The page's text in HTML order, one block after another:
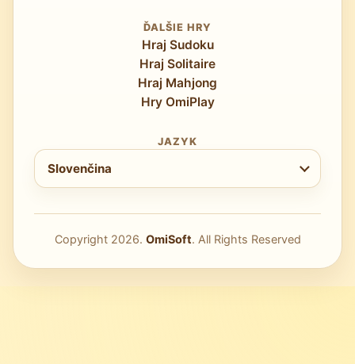
ĎALŠIE HRY
Hraj Sudoku
Hraj Solitaire
Hraj Mahjong
Hry OmiPlay
JAZYK
Vyberte jazyk
Slovenčina
Copyright 2026. OmiSoft. All Rights Reserved